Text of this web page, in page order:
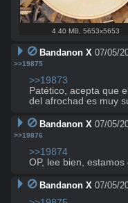
4.40 MB ,5653x5653
Bandanon X 07/05/
>>19875
>>19873
Patético, acepta que
del afrochad es muy
Bandanon X 07/05/
>>19876
>>19874
OP, lee bien,
Bandanon X 07/05/